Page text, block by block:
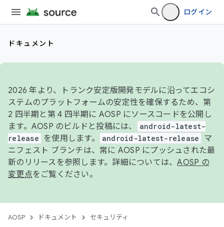
ログイン
ドキュメント
2026 年より、トランク安定版開発モデルに沿ってエコシ
ステムのプラットフォームの安定性を確保するため、第
2 四半期と第 4 四半期に AOSP にソースコードを公開し
ます。AOSP のビルドと投稿には、
android-latest-
release
を使用します。 android-latest-release
マ
ニフェスト ブランチは、常に AOSP にプッシュされた最
新のリリースを参照します。詳細については、AOSP の
変更点をご覧ください。
AOSP ドキュメント セキュリティ